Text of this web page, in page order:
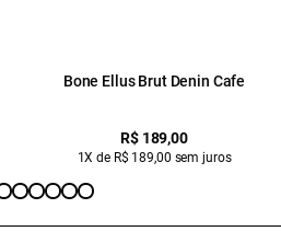
Bone Ellus Brut Denin Cafe
R$ 189,00
1X de R$ 189,00 sem juros